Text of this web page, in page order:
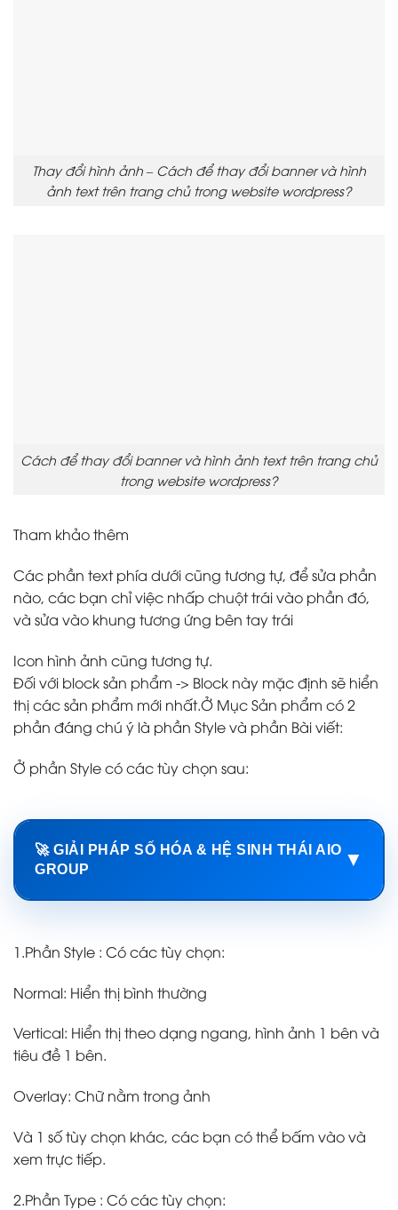
Thay đổi hình ảnh – Cách để thay đổi banner và hình
ảnh text trên trang chủ trong website wordpress?
Cách để thay đổi banner và hình ảnh text trên trang chủ
trong website wordpress?
Tham khảo thêm
Các phần text phía dưới cũng tương tự, để sửa phần
nào, các bạn chỉ việc nhấp chuột trái vào phần đó,
và sửa vào khung tương ứng bên tay trái
Icon hình ảnh cũng tương tự.
Đối với block sản phẩm -> Block này mặc định sẽ hiển
thị các sản phẩm mới nhất.Ở Mục Sản phẩm có 2
phần đáng chú ý là phần Style và phần Bài viết:
Ở phần Style có các tùy chọn sau:
🚀 GIẢI PHÁP SỐ HÓA & HỆ SINH THÁI AIO
GROUP
▼
1.Phần Style : Có các tùy chọn:
Normal: Hiển thị bình thường
Vertical: Hiển thị theo dạng ngang, hình ảnh 1 bên và
tiêu đề 1 bên.
Overlay: Chữ nằm trong ảnh
Và 1 số tùy chọn khác, các bạn có thể bấm vào và
xem trực tiếp.
2.Phần Type : Có các tùy chọn: